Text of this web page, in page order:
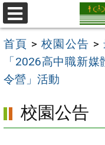
跳
至
主
要
內
選
單
首頁 > 校園公告 >
「2026高中職新
令營」活動
校園公告